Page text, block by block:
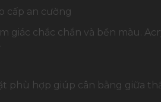
giác chắc chắn và bền màu.
phù hợp giúp cân bằng giữa